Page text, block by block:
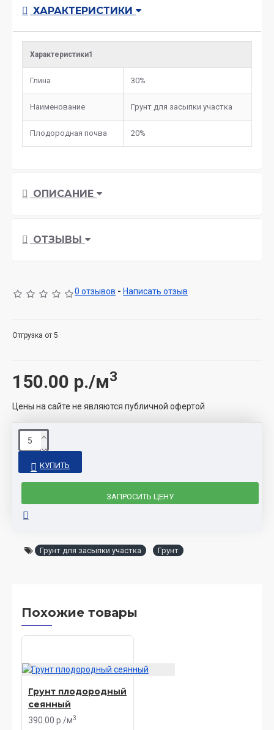
ХАРАКТЕРИСТИКИ
Характеристики1
Глина 30%
Наименование Грунт для засыпки участка
Плодородная почва 20%
ОПИСАНИЕ
ОТЗЫВЫ
0 отзывов - Написать отзыв
150.00 р./м3
Отгрузка от 5
Цены на сайте не являются публичной офертой
КУПИТЬ
ЗАПРОСИТЬ ЦЕНУ
Грунт для засыпки участка Грунт
Похожие товары
Грунт плодородный
сеянный
390.00 р./м3